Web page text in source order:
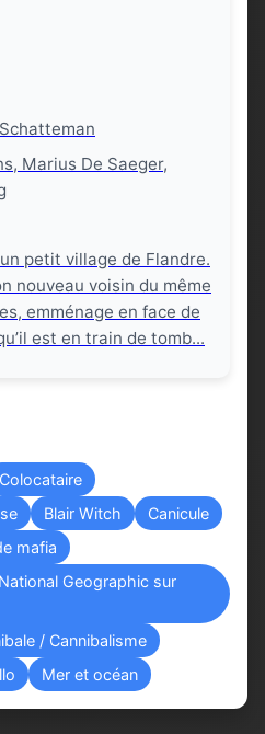
Marius De Saeger,
petit village de Flandre.
nouveau voisin du même
emménage en face de
est en train de tomb...
Colocataire
Blair Witch
Canicule
mafia
Geographic sur
/ Cannibalisme
Mer et océan